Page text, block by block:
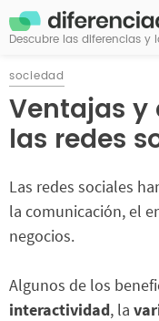
Descubre las diferencias y
sociedad
Ventajas y
las redes
Las redes sociales
la comunicación, el
negocios.
Algunos de los
interactividad, la